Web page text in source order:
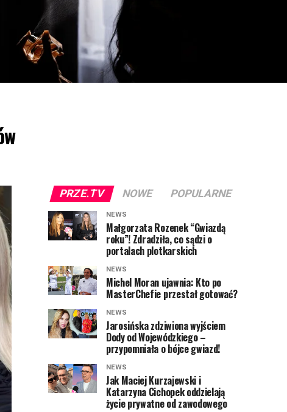
PRZE.TV NOWE POPULARNE
NEWS
Małgorzata Rozenek “Gwiazdą
roku”! Zdradziła, co sądzi o
portalach plotkarskich
NEWS
Michel Moran ujawnia: Kto po
MasterChefie przestał gotować?
NEWS
Jarosińska zdziwiona wyjściem
Dody od Wojewódzkiego –
przypomniała o bójce gwiazd!
NEWS
Jak Maciej Kurzajewski i
Katarzyna Cichopek oddzielają
życie prywatne od zawodowego